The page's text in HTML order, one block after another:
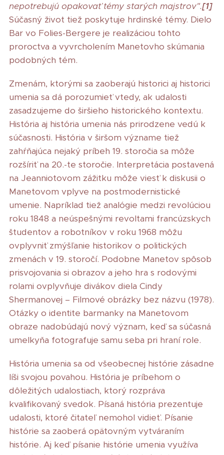
nepotrebujú opakovať témy starých majstrov".[1]
Súčasný život tiež poskytuje hrdinské témy. Dielo
Bar vo Folies-Bergere je realizáciou tohto
proroctva a vyvrcholením Manetovho skúmania
podobných tém.
Zmenám, ktorými sa zaoberajú historici aj historici
umenia sa dá porozumieť vtedy, ak udalosti
zasadzujeme do širšieho historického kontextu.
História aj história umenia nás prirodzene vedú k
súčasnosti. História v širšom význame tiež
zahŕňajúca nejaký príbeh 19. storočia sa môže
rozšíriť na 20.-te storočie. Interpretácia postavená
na Jeanniotovom zážitku môže viesť k diskusii o
Manetovom vplyve na postmodernistické
umenie. Napríklad tiež analógie medzi revolúciou
roku 1848 a neúspešnými revoltami francúzskych
študentov a robotníkov v roku 1968 môžu
ovplyvniť zmýšľanie historikov o politických
zmenách v 19. storočí. Podobne Manetov spôsob
prisvojovania si obrazov a jeho hra s rodovými
rolami ovplyvňuje divákov diela Cindy
Shermanovej – Filmové obrázky bez názvu (1978).
Otázky o identite barmanky na Manetovom
obraze nadobúdajú nový význam, keď sa súčasná
umelkyňa fotografuje samu seba pri hraní role.
História umenia sa od všeobecnej histórie zásadne
líši svojou povahou. História je príbehom o
dôležitých udalostiach, ktorý rozpráva
kvalifikovaný svedok. Písaná história prezentuje
udalosti, ktoré čitateľ nemohol vidieť. Písanie
histórie sa zaoberá opätovným vytváraním
histórie. Aj keď písanie histórie umenia využíva